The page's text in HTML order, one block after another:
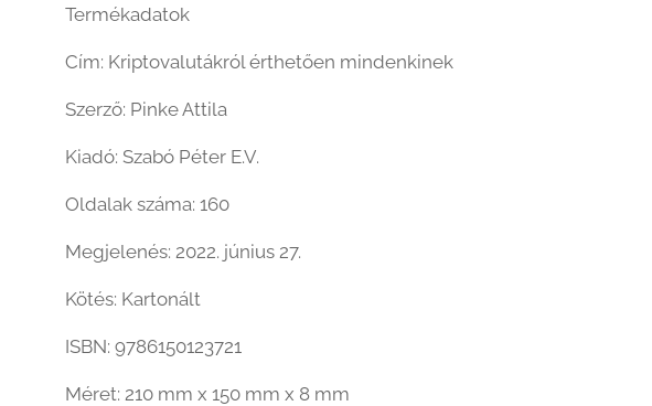
Termékadatok
Cím: Kriptovalutákról érthetően mindenkinek
Szerző: Pinke Attila
Kiadó: Szabó Péter E.V.
Oldalak száma: 160
Megjelenés: 2022. június 27.
Kötés: Kartonált
ISBN: 9786150123721
Méret: 210 mm x 150 mm x 8 mm